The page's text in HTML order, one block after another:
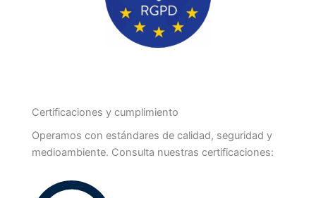
Certificaciones y cumplimiento
Operamos con estándares de calidad, seguridad y
medioambiente. Consulta nuestras certificaciones: